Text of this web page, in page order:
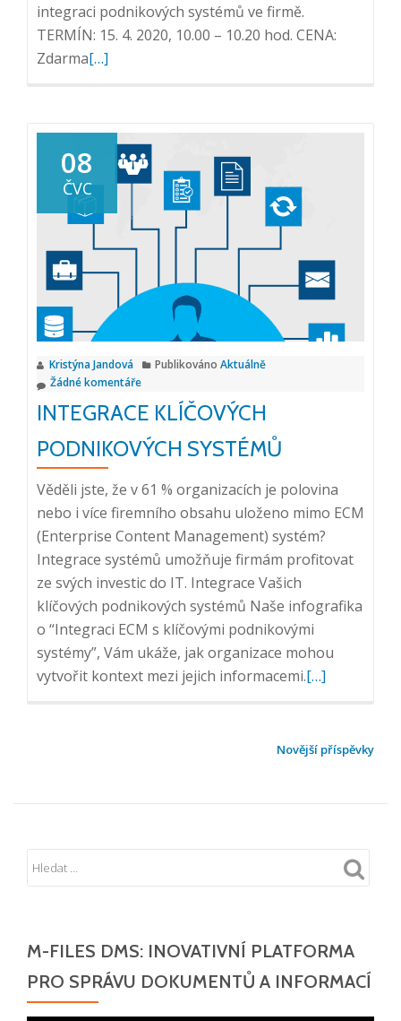
integraci podnikových systémů ve firmě.
TERMÍN: 15. 4. 2020, 10.00 – 10.20 hod. CENA:
ZdarmaPřečtěte
Pozvánka
na
webinář:
Integrace
podnikových
systémů,
2020
[…]
08
ČVC
Kristýna Jandová Publikováno Aktuálně
Žádné komentáře
INTEGRACE KLÍČOVÝCH
PODNIKOVÝCH SYSTÉMŮ
Věděli jste, že v 61 % organizacích je polovina
nebo i více firemního obsahu uloženo mimo ECM
(Enterprise Content Management) systém?
Integrace systémů umožňuje firmám profitovat
ze svých investic do IT. Integrace Vašich
klíčových podnikových systémů Naše infografika
o “Integraci ECM s klíčovými podnikovými
systémy”, Vám ukáže, jak organizace mohou
vytvořit kontext mezi jejich informacemi.Přečtěte
o
[…]
Novější příspěvky
M-FILES DMS: INOVATIVNÍ PLATFORMA
PRO SPRÁVU DOKUMENTŮ A INFORMACÍ